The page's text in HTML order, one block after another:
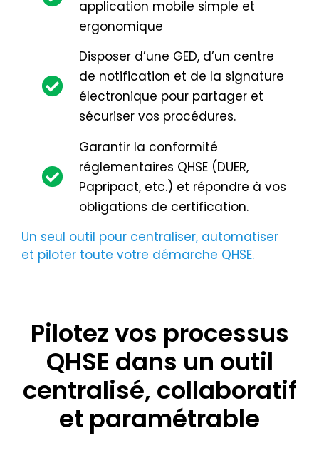
application mobile simple et
ergonomique
Disposer d’une GED, d’un centre
de notification et de la signature
électronique pour partager et
sécuriser vos procédures.
Garantir la conformité
réglementaires QHSE (DUER,
Papripact, etc.) et répondre à vos
obligations de certification.
Un seul outil pour centraliser, automatiser
et piloter toute votre démarche QHSE.
Pilotez vos processus
QHSE dans un outil
centralisé, collaboratif
et paramétrable